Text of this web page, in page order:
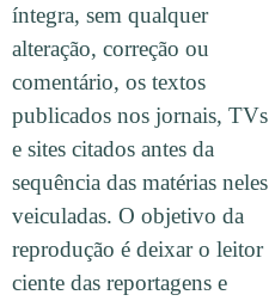
íntegra, sem qualquer
alteração, correção ou
comentário, os textos
publicados nos jornais, TVs
e sites citados antes da
sequência das matérias neles
veiculadas. O objetivo da
reprodução é deixar o leitor
ciente das reportagens e